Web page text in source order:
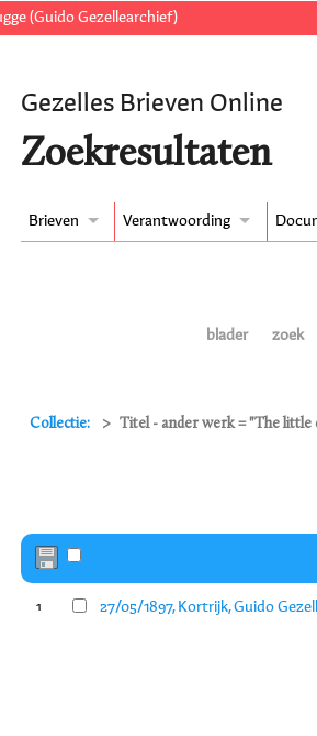
(Guido Gezellearchief)
Gezelles Brieven Online
Zoekresultaten
Brieven Verantwoording
blader zoek
Collectie: Titel - ander werk = "The little
1 27/05/1897, Kortrijk, Guido